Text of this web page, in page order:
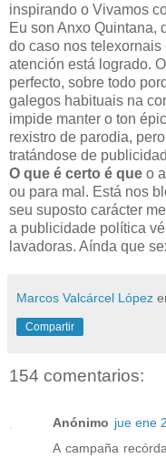
inspirando o Vivamos
Eu son Anxo Quintana,
do caso nos
atención está logrado.
perfecto, sobre todo
galegos habituais na
impide manter o ton
rexistro de parodia,
tratándose de
O que é certo é que o
ou para mal. Está nos
seu suposto carácter
a publicidade política
lavadoras. Aínda que
Marcos Valcárcel López
Compartir
154 comentarios:
Anónimo jue ene
A campaña